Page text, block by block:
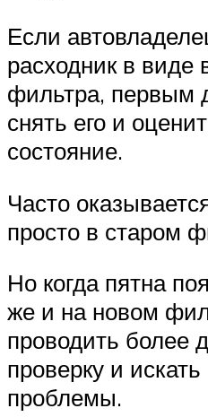
Если
расходник в виде
фильтра, первым
снять его и
состояние.
Часто
просто в старом
Но когда пятна
же и на новом
проводить более
проверку и
проблемы.